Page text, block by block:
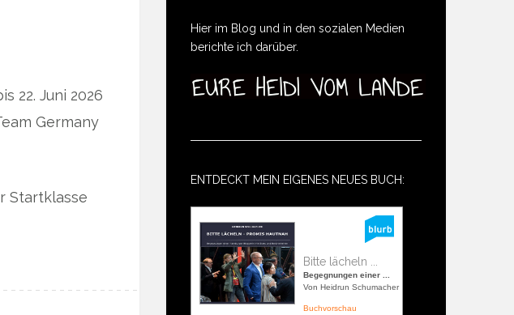
22. Juni 2026
Germany
Startklasse
Hier im Blog und in den sozialen Medien
berichte ich darüber.
ENTDECKT MEIN EIGENES NEUES BUCH:
Bitte lächeln ...
Begegnungen einer ...
Von Heidrun Schumacher
Buchvorschau